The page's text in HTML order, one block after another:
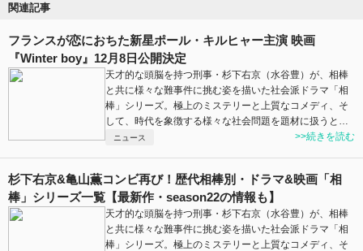
関連記事
フランスが恋におちた新星ポール・キルヒャー主演 映画
『Winter boy』12月8日公開決定
天才的な頭脳を持つ刑事・杉下右京（水谷豊）が、相棒
と共に様々な難事件に挑む姿を描いた社会派ドラマ「相
棒」シリーズ。極上のミステリーと上質なコメディ、そ
して、時代を象徴する様々な社会問題を題材に扱うと…
ニュース >>続きを読む
杉下右京&亀山薫コンビ再び！歴代相棒別・ドラマ&映画「相
棒」シリーズ一覧【最新作・season22の情報も】
天才的な頭脳を持つ刑事・杉下右京（水谷豊）が、相棒
と共に様々な難事件に挑む姿を描いた社会派ドラマ「相
棒」シリーズ。極上のミステリーと上質なコメディ、そ